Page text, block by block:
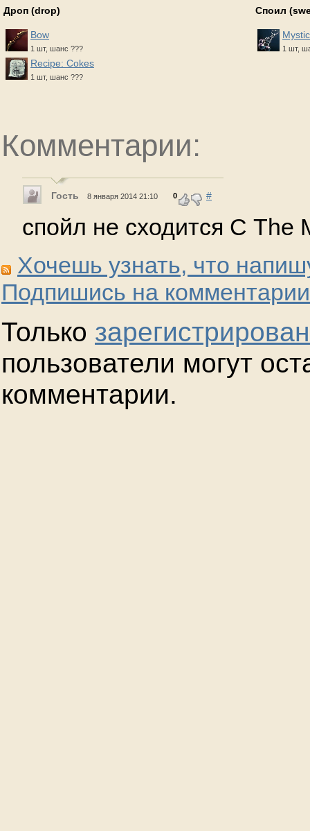
Дроп (drop)
Bow
1 шт, шанс ???
Recipe: Cokes
1 шт, шанс ???
Споил
1 шт,
Комментарии:
Гость 8 января 2014 21:10 0 #
спойл не сходится С The
Хочешь узнать, что
Подпишись на
Только
пользователи могут
комментарии.